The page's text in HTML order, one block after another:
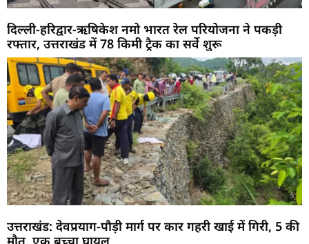
दिल्ली-हरिद्वार-ऋषिकेश नमो भारत रेल परियोजना ने पकड़ी
रफ्तार, उत्तराखंड में 78 किमी ट्रैक का सर्वे शुरू
उत्तराखंड: देवप्रयाग-पौड़ी मार्ग पर कार गहरी खाई में गिरी, 5 की
मौत, एक बच्चा घायल